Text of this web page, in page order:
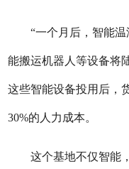
“一个月后，智能温
能搬运机器人等设备将
这些智能设备投用后，
30%的人力成本。
这个基地不仅智能，